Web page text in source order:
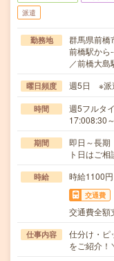
派遣
勤務地
群馬県前橋
前橋駅から
／前橋大
曜日頻度 週5日 ※派
時間
週5フルタ
17:008:30
期間
即日～長
ト日はご
時給 時給1100
交通費
交通費全額
仕事内容
仕分け・ピ
をご紹介